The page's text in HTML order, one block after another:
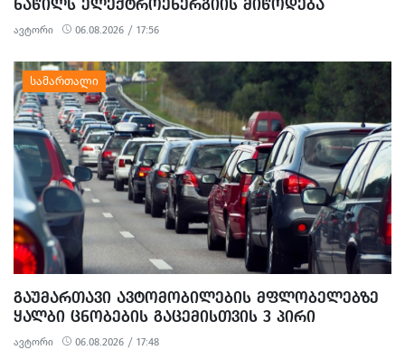
ᲨᲔᲔᲖᲦᲣᲓᲔᲑᲐ
ავტორი 06.08.2026 / 17:56
ᲒᲐᲣᲛᲐᲠᲗᲐᲕᲘ ᲐᲕᲢᲝᲛᲝᲑᲘᲚᲔᲑᲘᲡ ᲛᲤᲚᲝᲑᲔᲚᲔᲑᲖᲔ
ᲧᲐᲚᲑᲘ ᲪᲜᲝᲑᲔᲑᲘᲡ ᲒᲐᲪᲔᲛᲘᲡᲗᲕᲘᲡ 3 ᲞᲘᲠᲘ
ᲓᲐᲐᲙᲐᲕᲔᲡ
ავტორი 06.08.2026 / 17:48